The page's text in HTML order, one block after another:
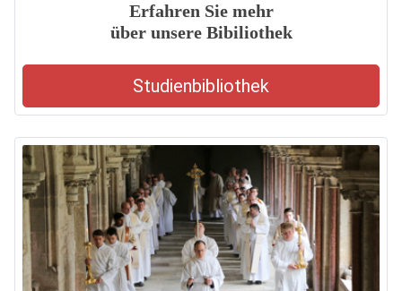
Erfahren Sie mehr
über unsere Bibiliothek
Studienbibliothek